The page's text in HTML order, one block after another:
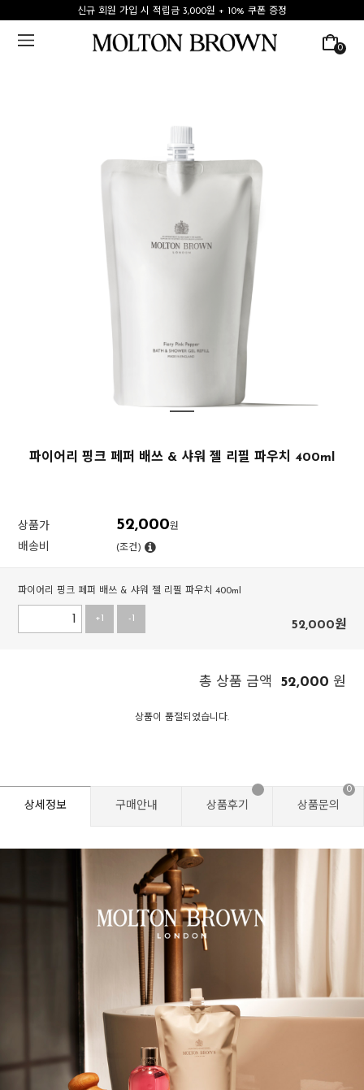
신규 회원 가입 시 적립금 3,000원 + 10% 쿠폰 증정
0
파이어리 핑크 페퍼 배쓰 & 샤워 젤 리필 파우치 400ml
상품가 52,000원
배송비 (조건)
파이어리 핑크 페퍼 배쓰 & 샤워 젤 리필 파우치 400ml
+1 -1 52,000원
총 상품 금액 52,000 원
상품이 품절되었습니다.
상세정보 구매안내 상품후기 상품문의
0